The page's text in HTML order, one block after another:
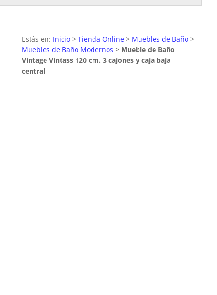
Estás en: Inicio> Tienda Online> Muebles de Baño>
Muebles de Baño Modernos > Mueble de Baño
Vintage Vintass 120 cm. 3 cajones y caja baja
central